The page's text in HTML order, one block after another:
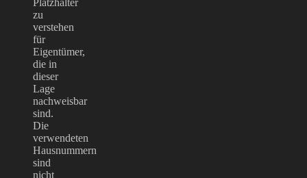
zu
verstehen
für
Eigentümer,
die in
dieser
Lage
nachweisbar
sind.
Die
verwendeten
Hausnummern
sind
nicht